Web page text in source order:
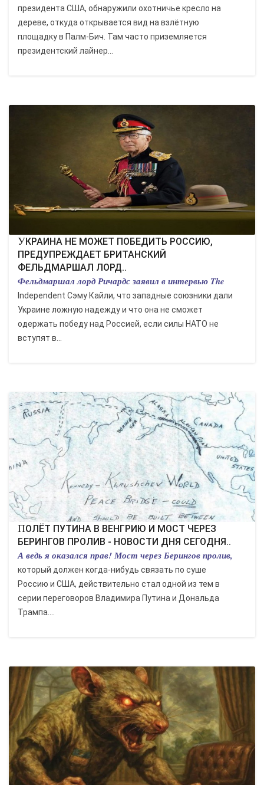
президента США, обнаружили охотничье кресло на
дереве, откуда открывается вид на взлётную
площадку в Палм-Бич. Там часто приземляется
президентский лайнер...
УКРАИНА НЕ МОЖЕТ ПОБЕДИТЬ РОССИЮ,
ПРЕДУПРЕЖДАЕТ БРИТАНСКИЙ
ФЕЛЬДМАРШАЛ ЛОРД..
Фельдмаршал лорд Ричардс заявил в интервью The
Independent Сэму Кайли, что западные союзники дали
Украине ложную надежду и что она не сможет
одержать победу над Россией, если силы НАТО не
вступят в...
ПОЛЁТ ПУТИНА В ВЕНГРИЮ И МОСТ ЧЕРЕЗ
БЕРИНГОВ ПРОЛИВ - НОВОСТИ ДНЯ СЕГОДНЯ..
А ведь я оказался прав! Мост через Берингов пролив,
который должен когда-нибудь связать по суше
Россию и США, действительно стал одной из тем в
серии переговоров Владимира Путина и Дональда
Трампа....